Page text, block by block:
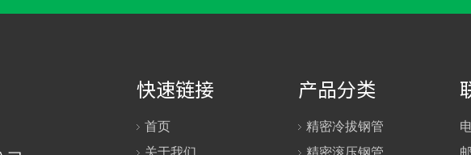
快速链接
首页
关于我们
产品分类
精密冷拔钢管
精密滚压钢管